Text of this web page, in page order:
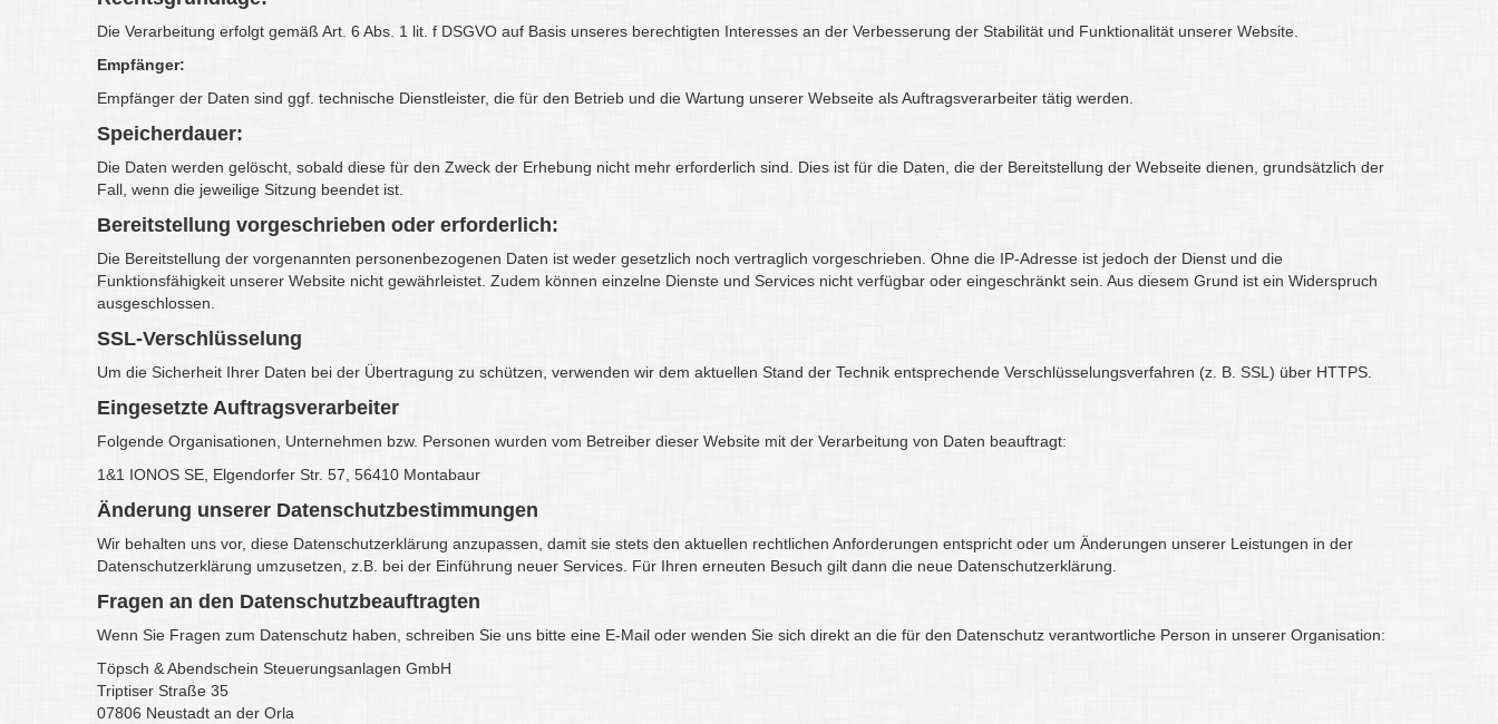
Die Verarbeitung erfolgt gemäß Art. 6 Abs. 1 lit. f DSGVO auf Basis unseres berechtigten Interesses an der Verbesserung der Stabilität und Funktionalität unserer Website.
Empfänger:
Empfänger der Daten sind ggf. technische Dienstleister, die für den Betrieb und die Wartung unserer Webseite als Auftragsverarbeiter tätig werden.
Speicherdauer:
Die Daten werden gelöscht, sobald diese für den Zweck der Erhebung nicht mehr erforderlich sind. Dies ist für die Daten, die der Bereitstellung der Webseite dienen, grundsätzlich der
Fall, wenn die jeweilige Sitzung beendet ist.
Bereitstellung vorgeschrieben oder erforderlich:
Die Bereitstellung der vorgenannten personenbezogenen Daten ist weder gesetzlich noch vertraglich vorgeschrieben. Ohne die IP-Adresse ist jedoch der Dienst und die
Funktionsfähigkeit unserer Website nicht gewährleistet. Zudem können einzelne Dienste und Services nicht verfügbar oder eingeschränkt sein. Aus diesem Grund ist ein Widerspruch
ausgeschlossen.
SSL-Verschlüsselung
Um die Sicherheit Ihrer Daten bei der Übertragung zu schützen, verwenden wir dem aktuellen Stand der Technik entsprechende Verschlüsselungsverfahren (z. B. SSL) über HTTPS.
Eingesetzte Auftragsverarbeiter
Folgende Organisationen, Unternehmen bzw. Personen wurden vom Betreiber dieser Website mit der Verarbeitung von Daten beauftragt:
1&1 IONOS SE, Elgendorfer Str. 57, 56410 Montabaur
Änderung unserer Datenschutzbestimmungen
Wir behalten uns vor, diese Datenschutzerklärung anzupassen, damit sie stets den aktuellen rechtlichen Anforderungen entspricht oder um Änderungen unserer Leistungen in der
Datenschutzerklärung umzusetzen, z.B. bei der Einführung neuer Services. Für Ihren erneuten Besuch gilt dann die neue Datenschutzerklärung.
Fragen an den Datenschutzbeauftragten
Wenn Sie Fragen zum Datenschutz haben, schreiben Sie uns bitte eine E-Mail oder wenden Sie sich direkt an die für den Datenschutz verantwortliche Person in unserer Organisation:
Töpsch & Abendschein Steuerungsanlagen GmbH
Triptiser Straße 35
07806 Neustadt an der Orla